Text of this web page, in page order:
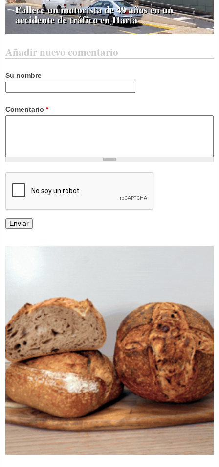
Fallece un motorista de 49 años en un
accidente de tráfico en Haría
Añadir nuevo comentario
Su nombre
Comentario *